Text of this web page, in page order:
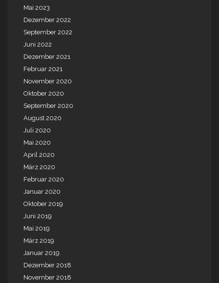
Mai 2023
Dezember 2022
September 2022
Juni 2022
Dezember 2021
Februar 2021
November 2020
Oktober 2020
September 2020
August 2020
Juli 2020
Mai 2020
April 2020
März 2020
Februar 2020
Januar 2020
Oktober 2019
Juni 2019
Mai 2019
März 2019
Januar 2019
Dezember 2018
November 2018